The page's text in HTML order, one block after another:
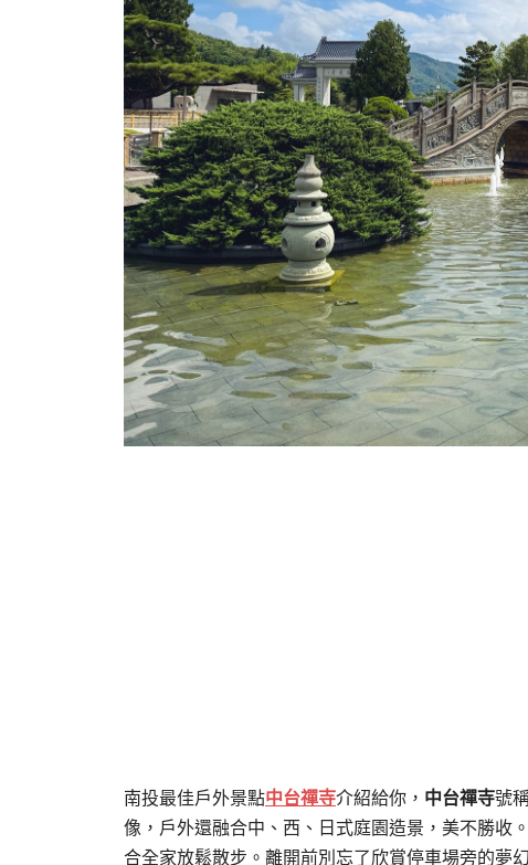
南投最佳戶外景點中台禪寺介紹給你， 中台禪寺號
像，戶外還融合中、西、日式庭園造景，美不勝收
合全家放鬆散步。離開前別忘了欣賞停車場旁的夢